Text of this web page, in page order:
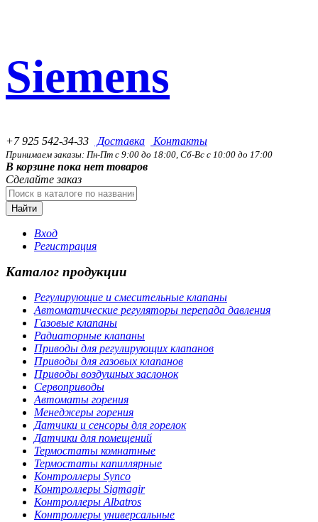
Siemens
+7 925 542-34-33 Доставка Контакты
Принимаем заказы: Пн-Пт с 9:00 до 18:00, Сб-Вс с 10:00 до 17:00
В корзине пока нет товаров
Сделайте заказ
Найти
Вход
Регистрация
Каталог продукции
Регулирующие и смесительные клапаны
Автоматические регуляторы перепада давления
Газовые клапаны
Радиаторные клапаны
Приводы для регулирующих клапанов
Приводы для газовых клапанов
Приводы воздушных заслонок
Сервоприводы
Автоматы горения
Менеджеры горения
Датчики и сенсоры для горелок
Датчики для помещений
Термостаты комнатные
Термостаты капиллярные
Контроллеры Synco
Контроллеры Sigmagir
Контроллеры Albatros
Контроллеры универсальные